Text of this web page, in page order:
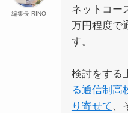
編集長 RINO
ネットコー
万円程度で
す。
検討をする
る通信制高
り寄せて 、